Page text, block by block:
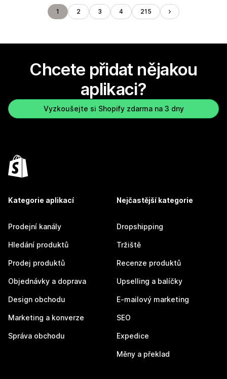
1 2 3 4 215
Chcete přidat nějakou
aplikaci?
Vyzkoušejte si Shopify zdarma na 3 dny
Kategorie aplikací
Prodejní kanály
Hledání produktů
Prodej produktů
Objednávky a doprava
Design obchodu
Marketing a konverze
Správa obchodu
Nejčastější kategorie
Dropshipping
Tržiště
Recenze produktů
Upselling a balíčky
E-mailový marketing
SEO
Expedice
Měny a překlad